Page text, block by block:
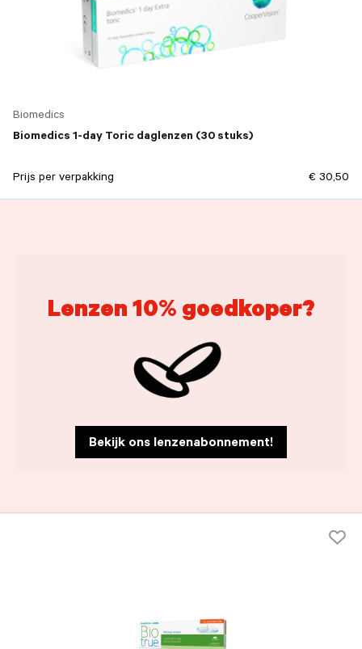
Biomedics
Biomedics 1-day Toric daglenzen (30 stuks)
Prijs per verpakking € 30,50
Lenzen 10% goedkoper?
Bekijk ons lenzenabonnement!